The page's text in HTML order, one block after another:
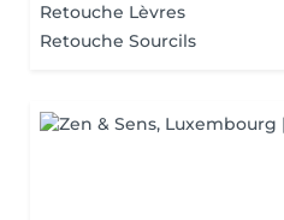
Retouche Lèvres
Retouche Sourcils